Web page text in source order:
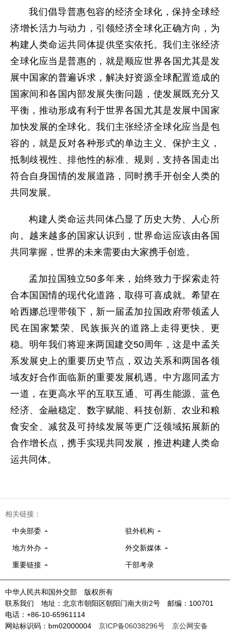
我们倡导普惠包容的经济全球化，保持全球经
济增长活力与动力，引领经济全球化正确方向，为
构建人类命运共同体提供坚实依托。我们主张经济
全球化应当是普惠的，就是顺应世界各国尤其是发
展中国家的普遍诉求，解决好资源全球配置造成的
国家间和各国内部发展失衡问题，使发展既充分又
平衡，推动形成有利于世界各国尤其是发展中国家
加快发展的全球化。我们主张经济全球化应当是包
容的，就是反对各种形式的单边主义、保护主义，
抵制歧视性、排他性的标准、规则，支持各国走出
符合自身国情的发展道路，同时携手开创全人类的
共同发展。
构建人类命运共同体凸显了历史大势、人心所
向。越来越多的国家认识到，世界命运应该由各国
共同掌握，世界的未来需要由大家携手创造。
孟加拉国独立50多年来，始终致力于探索走符
合本国国情的现代化道路，取得可喜成就。希望在
哈西娜总理带领下，新一届孟加拉国政府带领孟人
民在国家繁荣、民族振兴的道路上走得更快、更
稳。明年我们将迎来两国建交50周年，这是中孟关
系发展史上的重要历史节点，双边关系和两国各领
域友好合作面临新的重要发展机遇。中方愿同孟方
一道，在更高水平的互联互通、可再生能源、蓝色
经济、金融稳定、数字赋能、科技创新、农业和粮
食安全、减贫及可持续发展等更广泛领域拓展新的
合作增长点，携手实现共同发展，推进构建人类命
运共同体。
相关链接：
中央部委 驻外机构
地方外办 外交新媒体
重要链接 干部考录
中华人民共和国外交部 版权所有
联系我们 地址：北京市朝阳区朝阳门南大街2号 邮编：100701
电话：+86-10-65961114
网站标识码：bm02000004 京ICP备06038296号 京公网安备